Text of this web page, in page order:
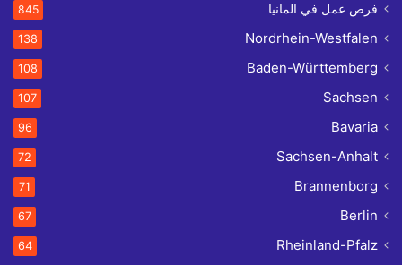
فرص عمل في المانيا 845
Nordrhein-Westfalen
138
Baden-Württemberg
108
Sachsen
107
Bavaria
96
Sachsen-Anhalt
72
Brannenborg
71
Berlin
67
Rheinland-Pfalz
64